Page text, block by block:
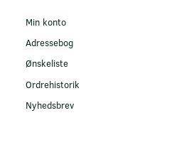
Min konto
Adressebog
Ønskeliste
Ordrehistorik
Nyhedsbrev